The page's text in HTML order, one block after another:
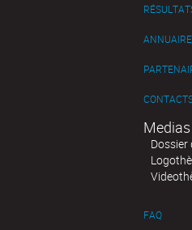
ANNUAIRE
Medias
FAQ